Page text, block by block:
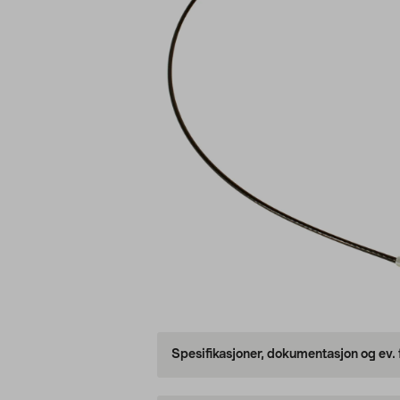
Spesifikasjoner, dokumentasjon og